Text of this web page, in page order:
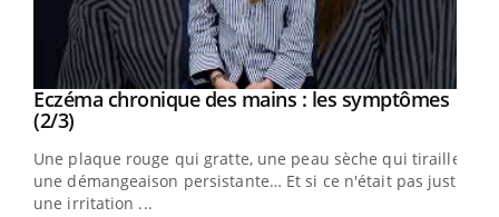
Youtube
Eczéma chronique des mains : les symptômes
(2/3)Youtube
Une plaque rouge qui gratte, une peau sèche qui tiraille,
une démangeaison persistante… Et si ce n'était pas juste
une irritation ...